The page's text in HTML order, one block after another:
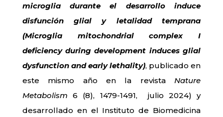
microglia durante el desarrollo induce
disfunción glial y letalidad temprana
(Microglia mitochondrial complex I
deficiency during development induces glial
dysfunction and early lethality), publicado en
este mismo año en la revistaNature
Metabolism 6 (8), 1479-1491, julio 2024) y
desarrollado en el Instituto de Biomedicina